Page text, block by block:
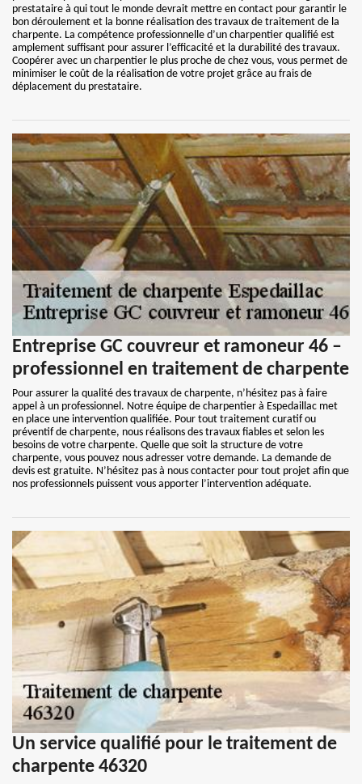
prestataire à qui tout le monde devrait mettre en contact pour garantir le
bon déroulement et la bonne réalisation des travaux de traitement de la
charpente. La compétence professionnelle d’un charpentier qualifié est
amplement suffisant pour assurer l’efficacité et la durabilité des travaux.
Coopérer avec un charpentier le plus proche de chez vous, vous permet de
minimiser le coût de la réalisation de votre projet grâce au frais de
déplacement du prestataire.
Entreprise GC couvreur et ramoneur 46 –
professionnel en traitement de charpente
Pour assurer la qualité des travaux de charpente, n’hésitez pas à faire
appel à un professionnel. Notre équipe de charpentier à Espedaillac met
en place une intervention qualifiée. Pour tout traitement curatif ou
préventif de charpente, nous réalisons des travaux fiables et selon les
besoins de votre charpente. Quelle que soit la structure de votre
charpente, vous pouvez nous adresser votre demande. La demande de
devis est gratuite. N’hésitez pas à nous contacter pour tout projet afin que
nos professionnels puissent vous apporter l’intervention adéquate.
Un service qualifié pour le traitement de
charpente 46320